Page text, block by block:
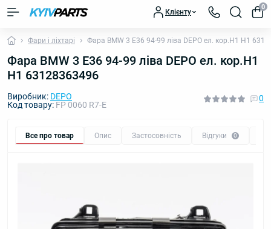
Клієнту
0
Фари і ліхтарі Фара BMW 3 E36 94-99 ліва DEPO ел. кор.H1 H1
Фара BMW 3 E36 94-99 ліва DEPO ел. кор.H1
H1 63128363496
Виробник: DEPO
Код товару: FP 0060 R7-E
0
Все про товар Опис Застосовність Відгуки 0